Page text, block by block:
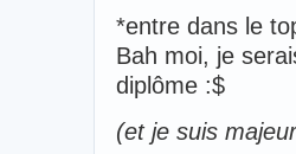
*entre dans le
Bah moi, je
diplôme :$
(et je suis